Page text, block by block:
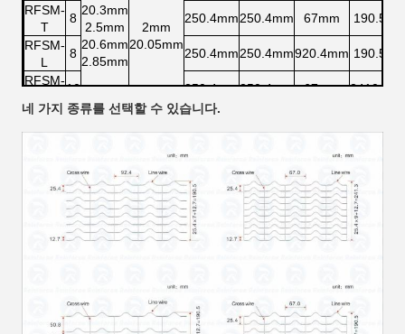
20.3mm
2.5mm
20.6mm
2.85mm
2mm
20.05mm
RFSM-
T
8 250.4mm250.4mm 67mm
RFSM-
L
8 250.4mm250.4mm920.4mm
RFSM-
10 250.4mm250.4mm 67mm
네 가지 종류를 선택할 수 있습니다.